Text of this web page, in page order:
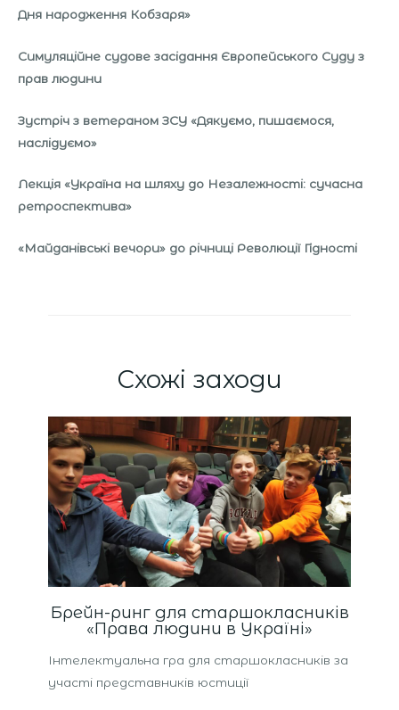
Дня народження Кобзаря»
Симуляційне судове засідання Європейського Суду з
прав людини
Зустріч з ветераном ЗСУ «Дякуємо, пишаємося,
наслідуємо»
Лекція «Україна на шляху до Незалежності: сучасна
ретроспектива»
«Майданівські вечори» до річниці Революції Гідності
Схожі заходи
Брейн-ринг для старшокласників
«Права людини в Україні»
Інтелектуальна гра для старшокласників за
участі представників юстиції